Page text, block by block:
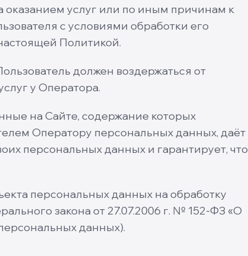
услуг или по иным причинам к
с условиями обработки его
Политикой.
должен воздержаться от
у Оператора.
на Сайте, содержание которых
Оператору персональных данных, даёт
персональных данных и гарантирует, что
персональных данных на обработку
закона от 27.07.2006 г. № 152-ФЗ «О
данных).